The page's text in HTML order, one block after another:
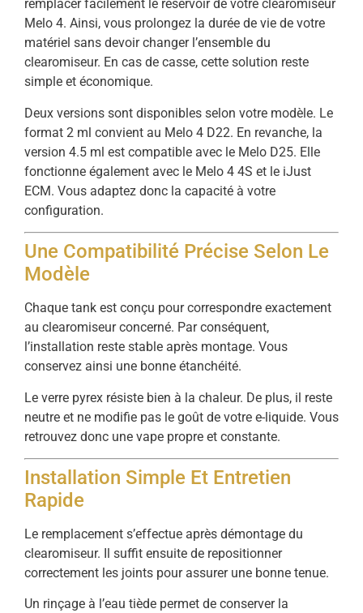
remplacer facilement le réservoir de votre clearomiseur
Melo 4. Ainsi, vous prolongez la durée de vie de votre
matériel sans devoir changer l’ensemble du
clearomiseur. En cas de casse, cette solution reste
simple et économique.
Deux versions sont disponibles selon votre modèle. Le
format 2 ml convient au Melo 4 D22. En revanche, la
version 4.5 ml est compatible avec le Melo D25. Elle
fonctionne également avec le Melo 4 4S et le iJust
ECM. Vous adaptez donc la capacité à votre
configuration.
Une Compatibilité Précise Selon Le
Modèle
Chaque tank est conçu pour correspondre exactement
au clearomiseur concerné. Par conséquent,
l’installation reste stable après montage. Vous
conservez ainsi une bonne étanchéité.
Le verre pyrex résiste bien à la chaleur. De plus, il reste
neutre et ne modifie pas le goût de votre e-liquide. Vous
retrouvez donc une vape propre et constante.
Installation Simple Et Entretien
Rapide
Le remplacement s’effectue après démontage du
clearomiseur. Il suffit ensuite de repositionner
correctement les joints pour assurer une bonne tenue.
Un rinçage à l’eau tiède permet de conserver la